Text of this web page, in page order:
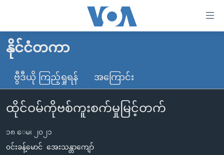
လွယ်ကူ
စေ
သည့်
Link
များ
ပင်မ
အကြောင်းအရာ
မူလစာမျက်နှာ
မြန်မာ
ကမ္ဘာ့သတင်းများ
နိုင်ငံတကာ
တရုတ်
ဗွီဒီယို
ရပ်ဝန်းတခု လမ်းတခု အလွန်
နိုင်ငံတကာ
ဗွီဒီယို ကြည့်ရှုရန် အကြောင်း
ထိုင်ဝမ်ကိုဗစ်ကူးစက်မှုမြင့်တက်
၁၈ ေမ၊ ၂၀၂၁
၀င်းခန့်မောင် အေးသန္တာကျော်